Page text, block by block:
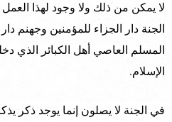
لا يمكن من ذلك ولا وجود لهذا العمل
الجنة دار الجزاء للمؤمنين وجهنم دار
المسلم العاصي أهل الكبائر الذي
الإسلام.
في الجنة لا يصلون إنما يوجد ذكر